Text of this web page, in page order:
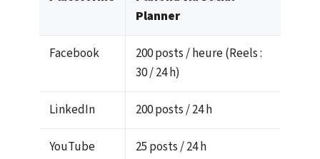
Planner
Facebook
200 posts / heure (Reels :
30 / 24 h)
LinkedIn 200 posts / 24 h
YouTube 25 posts / 24 h